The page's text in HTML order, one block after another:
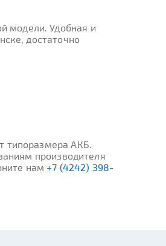
модели. Удобная и
достаточно
типоразмера АКБ.
производителя
нам+7 (4242) 398-